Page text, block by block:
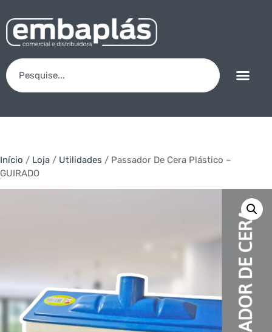
Início / Loja / Utilidades / Passador De Cera Plástico –
GUIRADO